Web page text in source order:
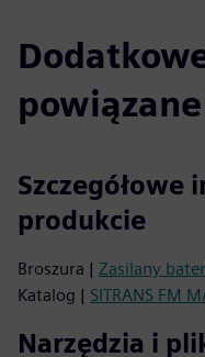
Szczegółowe
produkcie
Broszura | Zasilany
Katalog | SITRANS FM
Narzędzia i